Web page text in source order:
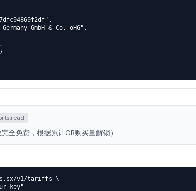
GmbH & Co. oHG",
全免费，根据累计GB购买量解锁）
v1/tariffs \